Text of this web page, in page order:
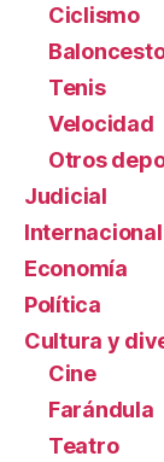
Ciclismo
Tenis
Velocidad
Otros
Judicial
Internacional
Economía
Política
Cultura y
Cine
Farándula
Teatro